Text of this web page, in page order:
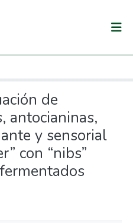
de
antocianinas,
y sensorial
con “nibs”